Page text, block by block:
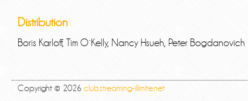
Distribution
Boris Karloff, Tim O´Kelly, Nancy Hsueh, Peter Bogdanovich
Copyright © 2026 club.streaming-illimite.net